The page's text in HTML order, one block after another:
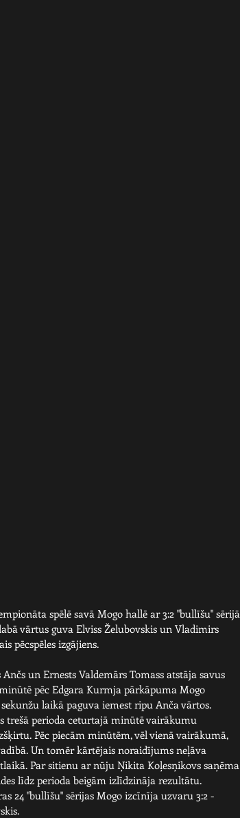
spēlē savā Mogo hallē ar 3:2 "bullīšu" sērijā
vārtus guva Elviss Želubovskis un Vladimirs
pēcspēles izgājiens.
un Ernests Valdemārs Tomass atstāja savus
pēc Edgara Kurmja pārkāpuma Mogo
laikā paguva iemest ripu Anča vārtos.
trešā perioda ceturtajā minūtē vairākumu
Pēc piecām minūtēm, vēl vienā vairākumā,
Un tomēr kārtējais noraidījums neļāva
Par sitienu ar nūju Ņikita Koļesņikovs saņēma
līdz perioda beigām izlīdzināja rezultātu.
24 "bullīšu" sērijas Mogo izcīnīja uzvaru 3:2 -